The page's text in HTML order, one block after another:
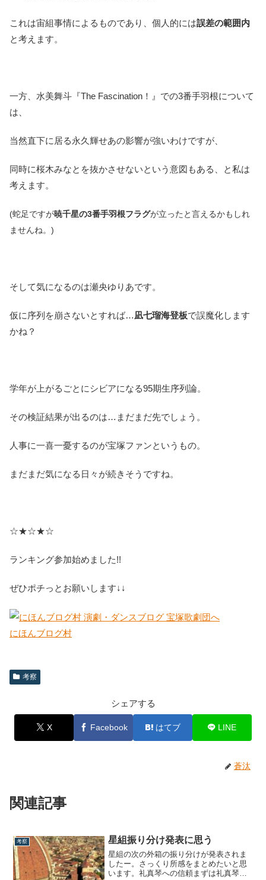
これは宙組事情によるものであり、個人的には誤差の範囲内
と考えます。
一方、水美舞斗『The Fascination！』での3番手羽根について
は、
当然直下に居る永久輝せあの影響が強いわけですが、
同時に桜木みなとを抜かさせないという意図もある、と私は
考えます。
(蛇足ですが暁千星の3番手羽根フラグが立ったと言えるかもしれ
ませんね。)
そして気になるのは瀬央ゆりあです。
仮に序列を崩さないとすれば…凪七瑠海登板で誤魔化します
かね？
学年が上がるごとにシビアになる95期生序列論。
その検証結果が出るのは…まだまだ先でしょう。
人事に一喜一憂するのが宝塚ファンというもの。
まだまだ気になる日々が続きそうですね。
☆★☆★☆
ランキング参加始めました!!
ぜひポチっとお願いします↓↓
にほんブログ村
考察
シェアする
X Facebook はてブ LINE
蒼汰
関連記事
考察 星組振り分け発表に思う
星組の次の外箱の振り分けが発表されま
したー。さっくり所感をまとめたいと思
います。礼真琴への信頼まずは礼真琴主